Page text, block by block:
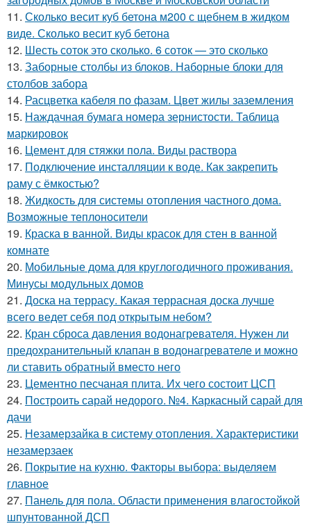
11. Сколько весит куб бетона м200 с щебнем в жидком
виде. Сколько весит куб бетона
12. Шесть соток это сколько. 6 соток — это сколько
13. Заборные столбы из блоков. Наборные блоки для
столбов забора
14. Расцветка кабеля по фазам. Цвет жилы заземления
15. Наждачная бумага номера зернистости. Таблица
маркировок
16. Цемент для стяжки пола. Виды раствора
17. Подключение инсталляции к воде. Как закрепить
раму с ёмкостью?
18. Жидкость для системы отопления частного дома.
Возможные теплоносители
19. Краска в ванной. Виды красок для стен в ванной
комнате
20. Мобильные дома для круглогодичного проживания.
Минусы модульных домов
21. Доска на террасу. Какая террасная доска лучше
всего ведет себя под открытым небом?
22. Кран сброса давления водонагревателя. Нужен ли
предохранительный клапан в водонагревателе и можно
ли ставить обратный вместо него
23. Цементно песчаная плита. Их чего состоит ЦСП
24. Построить сарай недорого. №4. Каркасный сарай для
дачи
25. Незамерзайка в систему отопления. Характеристики
незамерзаек
26. Покрытие на кухню. Факторы выбора: выделяем
главное
27. Панель для пола. Области применения влагостойкой
шпунтованной ДСП